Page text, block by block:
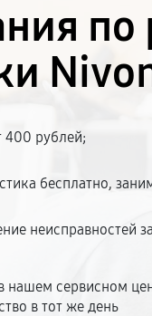
по
400 рублей;
бесплатно,
неисправностей
нашем сервисном
в тот же день